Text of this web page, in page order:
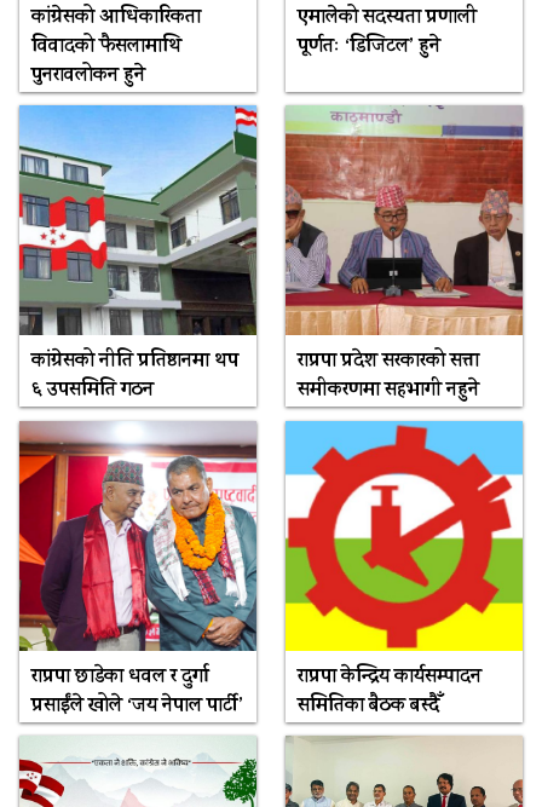
कांग्रेसको आधिकारिकता
विवादको फैसलामाथि
पुनरावलोकन हुने
एमालेको सदस्यता प्रणाली
पूर्णतः ‘डिजिटल’ हुने
कांग्रेसको नीति प्रतिष्ठानमा थप
६ उपसमिति गठन
राप्रपा प्रदेश सरकारको सत्ता
समीकरणमा सहभागी नहुने
राप्रपा छाडेका धवल र दुर्गा
प्रसाईंले खोले ‘जय नेपाल पार्टी’
राप्रपा केन्द्रिय कार्यसम्पादन
समितिका बैठक बस्दैँ